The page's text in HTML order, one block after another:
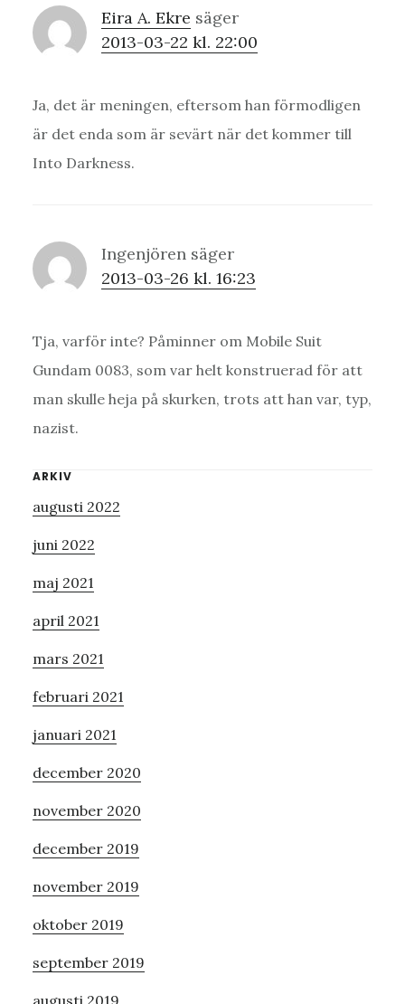
Eira A. Ekre säger
2013-03-22 kl. 22:00
Ja, det är meningen, eftersom han förmodligen
är det enda som är sevärt när det kommer till
Into Darkness.
Ingenjören säger
2013-03-26 kl. 16:23
Tja, varför inte? Påminner om Mobile Suit
Gundam 0083, som var helt konstruerad för att
man skulle heja på skurken, trots att han var, typ,
nazist.
Primärt
sidofält
ARKIV
augusti 2022
juni 2022
maj 2021
april 2021
mars 2021
februari 2021
januari 2021
december 2020
november 2020
december 2019
november 2019
oktober 2019
september 2019
augusti 2019